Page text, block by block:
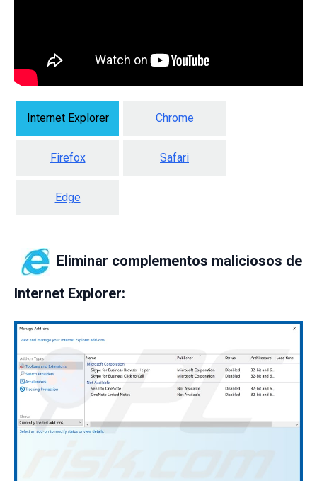
Internet Explorer Chrome
Firefox Safari
Edge
Eliminar complementos maliciosos de
Internet Explorer: